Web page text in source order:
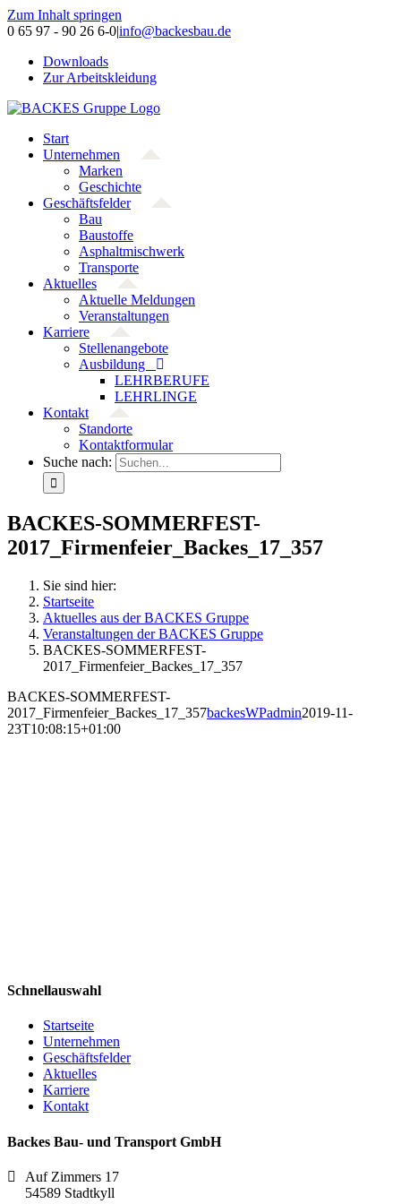
Zum Inhalt springen
0 65 97 - 90 26 6-0|info@backesbau.de
Downloads
Zur Arbeitskleidung
Start
Unternehmen
Marken
Geschichte
Geschäftsfelder
Bau
Baustoffe
Asphaltmischwerk
Transporte
Aktuelles
Aktuelle Meldungen
Veranstaltungen
Karriere
Stellenangebote
Ausbildung
LEHRBERUFE
LEHRLINGE
Kontakt
Standorte
Kontaktformular
Suche nach:
BACKES-SOMMERFEST-
2017_Firmenfeier_Backes_17_357
Sie sind hier:
Startseite
Aktuelles aus der BACKES Gruppe
Veranstaltungen der BACKES Gruppe
BACKES-SOMMERFEST-
2017_Firmenfeier_Backes_17_357
BACKES-SOMMERFEST-
2017_Firmenfeier_Backes_17_357backesWPadmin2019-11-
23T10:08:15+01:00
Schnellauswahl
Startseite
Unternehmen
Geschäftsfelder
Aktuelles
Karriere
Kontakt
Backes Bau- und Transport GmbH
Auf Zimmers 17
54589 Stadtkyll